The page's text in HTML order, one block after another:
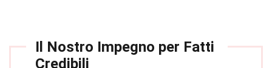
Il Nostro Impegno per Fatti
Credibili